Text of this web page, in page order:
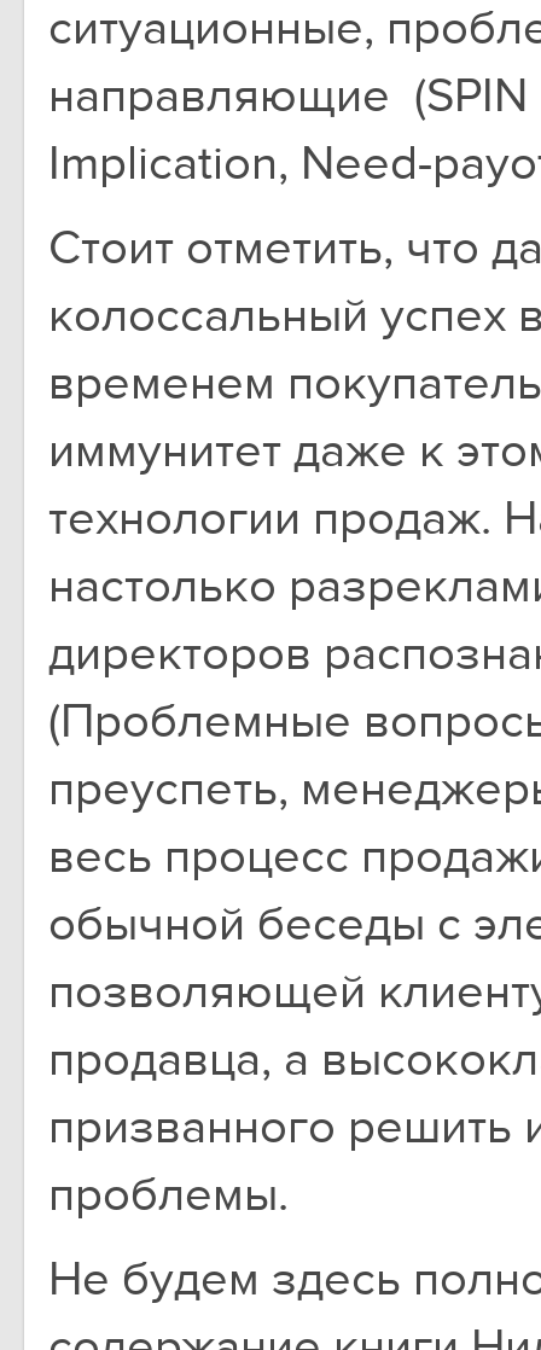
ситуационные,
направляющие (SPIN
Implication, Need-
Стоит отметить, что
колоссальный успех
временем
иммунитет даже к
технологии продаж.
настолько
директоров
(Проблемные
преуспеть,
весь процесс
обычной беседы с
позволяющей
продавца, а
призванного
проблемы.
Не будем здесь